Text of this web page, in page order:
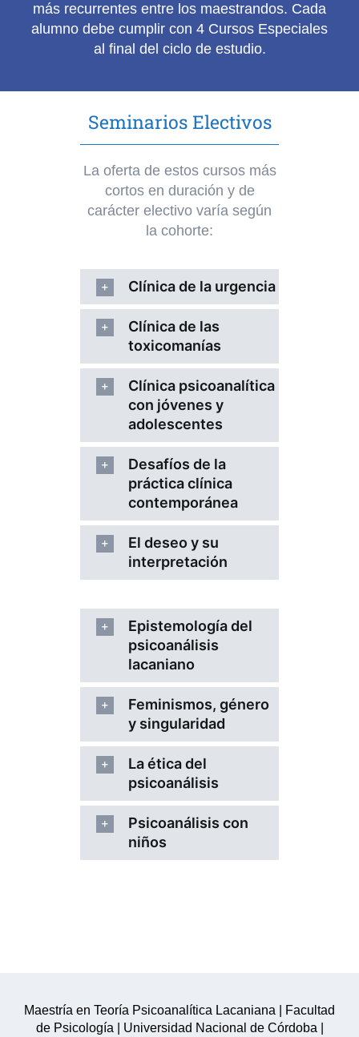
más recurrentes entre los maestrandos. Cada
alumno debe cumplir con 4 Cursos Especiales
al final del ciclo de estudio.
Seminarios Electivos
La oferta de estos cursos más
cortos en duración y de
carácter electivo varía según
la cohorte:
Clínica de la urgencia
Clínica de las
toxicomanías
Clínica psicoanalítica
con jóvenes y
adolescentes
Desafíos de la
práctica clínica
contemporánea
El deseo y su
interpretación
Epistemología del
psicoanálisis
lacaniano
Feminismos, género
y singularidad
La ética del
psicoanálisis
Psicoanálisis con
niños
Maestría en Teoría Psicoanalítica Lacaniana | Facultad
de Psicología | Universidad Nacional de Córdoba |